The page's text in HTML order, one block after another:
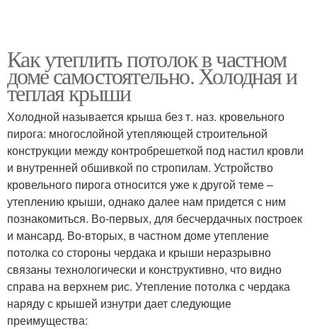
Как утеплить потолок в частном
доме самостоятельно. Холодная и
теплая крыши
Холодной называется крыша без т. наз. кровельного
пирога: многослойной утепляющей строительной
конструкции между контробрешеткой под настил кровли
и внутренней обшивкой по стропилам. Устройство
кровельного пирога относится уже к другой теме –
утеплению крыши, однако далее нам придется с ним
познакомиться. Во-первых, для бесчердачных построек
и мансард. Во-вторых, в частном доме утепление
потолка со стороны чердака и крыши неразрывно
связаны технологически и конструктивно, что видно
справа на верхнем рис. Утепление потолка с чердака
наряду с крышей изнутри дает следующие
преимущества: